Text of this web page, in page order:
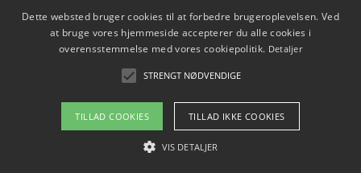
Sådan lærer du miljørigtig kørsel hos en køreskole i
Gentofte
Copyright 2026 - Pilanto Aps
Om / kontakt
Dette websted bruger cookies til at forbedre brugeroplevelsen. Ved
at bruge vores hjemmeside accepterer du alle cookies i
overensstemmelse med vores cookiepolitik. Detaljer
STRENGT NØDVENDIGE
TILLAD COOKIES TILLAD IKKE COOKIES
VIS DETALJER